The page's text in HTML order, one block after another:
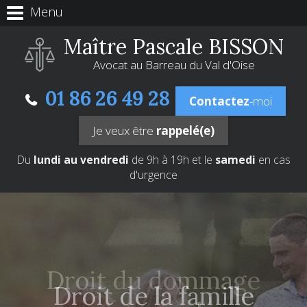
Menu
Maître Pascale BISSON
Avocat au Barreau du Val d'Oise
01 86 26 49 28 Contactez-moi
Je veux être rappelé(e)
Du lundi au vendredi de 9h à 19h et le samedi en cas
d'urgence
Droit de la famille
Droit du dommage
Droit des mineurs
Droit pénal
Divorce
Panneau de gestion des cookies